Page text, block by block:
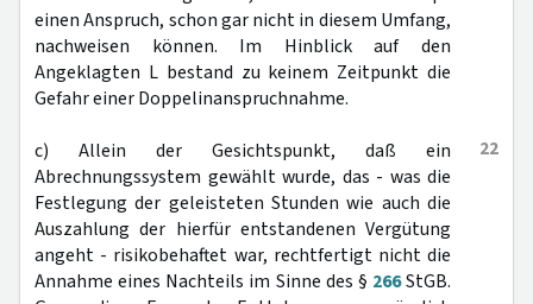
einen Anspruch, schon gar nicht in diesem Umfang,
nachweisen können. Im Hinblick auf den
Angeklagten L bestand zu keinem Zeitpunkt die
Gefahr einer Doppelinanspruchnahme.
22
c) Allein der Gesichtspunkt, daß ein
Abrechnungssystem gewählt wurde, das - was die
Festlegung der geleisteten Stunden wie auch die
Auszahlung der hierfür entstandenen Vergütung
angeht - risikobehaftet war, rechtfertigt nicht die
Annahme eines Nachteils im Sinne des § 266StGB.